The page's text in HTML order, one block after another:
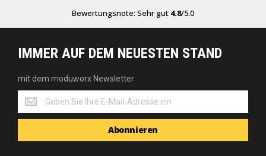
Bewertungsnote: Sehr gut 4.8/5.0
IMMER AUF DEM NEUESTEN STAND
mit dem moduworx Newsletter
mit
dem
moduworx
Abonnieren